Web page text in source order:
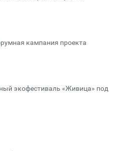
кампания проекта
экофестиваль «Живица» под